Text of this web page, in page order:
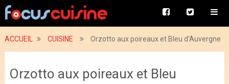
ACCUEIL CUISINE Orzotto aux poireaux et Bleu d'Auvergne
Orzotto aux poireaux et Bleu